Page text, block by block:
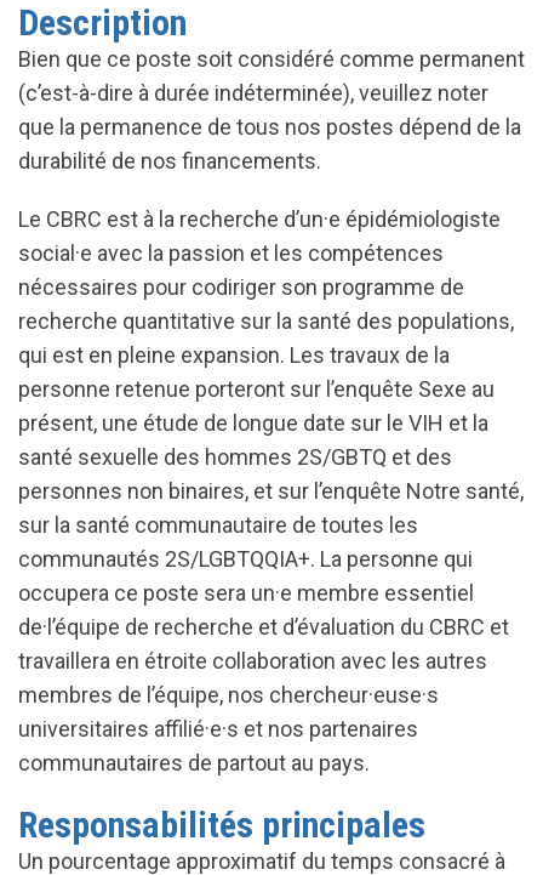
Description
Bien que ce poste soit considéré comme permanent
(c’est-à-dire à durée indéterminée), veuillez noter
que la permanence de tous nos postes dépend de la
durabilité de nos financements.
Le CBRC est à la recherche d’un·e épidémiologiste
social·e avec la passion et les compétences
nécessaires pour codiriger son programme de
recherche quantitative sur la santé des populations,
qui est en pleine expansion. Les travaux de la
personne retenue porteront sur l’enquête Sexe au
présent, une étude de longue date sur le VIH et la
santé sexuelle des hommes 2S/GBTQ et des
personnes non binaires, et sur l’enquête Notre santé,
sur la santé communautaire de toutes les
communautés 2S/LGBTQQIA+. La personne qui
occupera ce poste sera un·e membre essentiel
de·l’équipe de recherche et d’évaluation du CBRC et
travaillera en étroite collaboration avec les autres
membres de l’équipe, nos chercheur·euse·s
universitaires affilié·e·s et nos partenaires
communautaires de partout au pays.
Responsabilités principales
Un pourcentage approximatif du temps consacré à